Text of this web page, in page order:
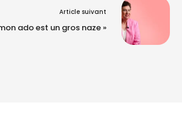
Article suivant
ado est un gros naze »